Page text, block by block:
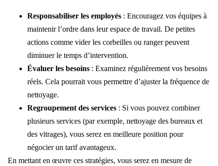
Responsabiliser les employés : Encouragez vos équipes à
maintenir l’ordre dans leur espace de travail. De petites
actions comme vider les corbeilles ou ranger peuvent
diminuer le temps d’intervention.
Évaluer les besoins : Examinez régulièrement vos besoins
réels. Cela pourrait vous permettre d’ajuster la fréquence de
nettoyage.
Regroupement des services : Si vous pouvez combiner
plusieurs services (par exemple, nettoyage des bureaux et
des vitrages), vous serez en meilleure position pour
négocier un tarif avantageux.
En mettant en œuvre ces stratégies, vous serez en mesure de